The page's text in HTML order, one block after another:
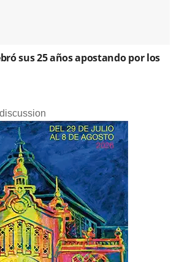
sus 25 años apostando por los